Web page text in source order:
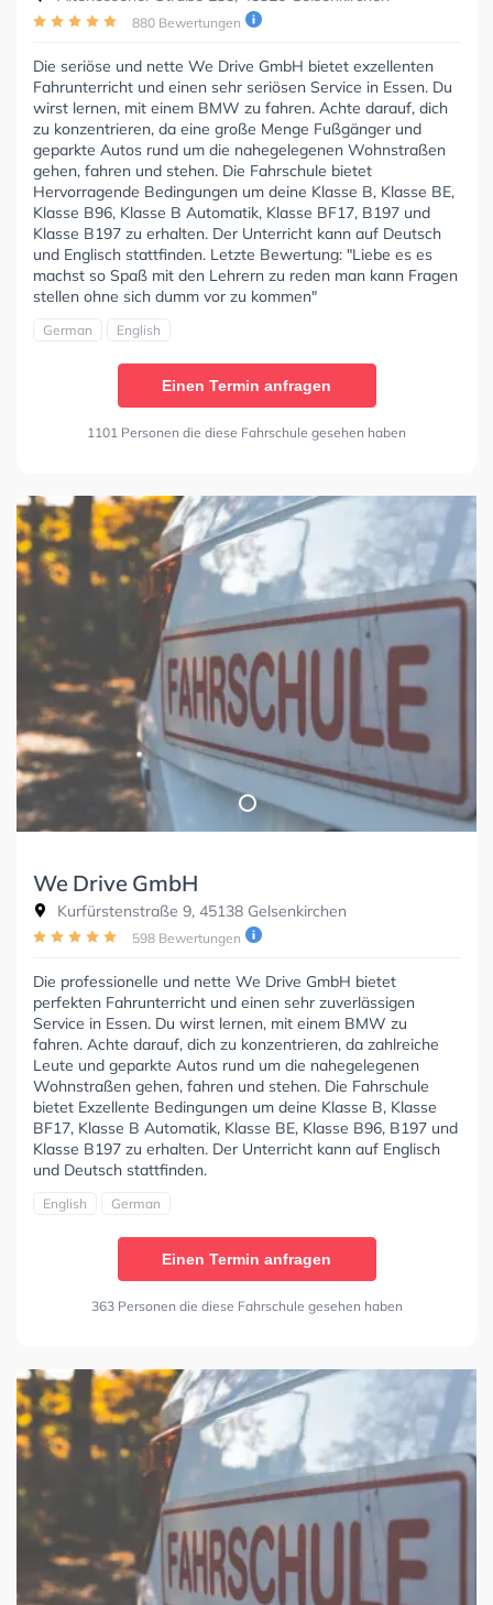
880 Bewertungen
Die seriöse und nette We Drive GmbH bietet exzellenten
Fahrunterricht und einen sehr seriösen Service in Essen. Du
wirst lernen, mit einem BMW zu fahren. Achte darauf, dich
zu konzentrieren, da eine große Menge Fußgänger und
geparkte Autos rund um die nahegelegenen Wohnstraßen
gehen, fahren und stehen. Die Fahrschule bietet
Hervorragende Bedingungen um deine Klasse B, Klasse BE,
Klasse B96, Klasse B Automatik, Klasse BF17, B197 und
Klasse B197 zu erhalten. Der Unterricht kann auf Deutsch
und Englisch stattfinden. Letzte Bewertung: "Liebe es es
machst so Spaß mit den Lehrern zu reden man kann Fragen
stellen ohne sich dumm vor zu kommen"
German English
Einen Termin anfragen
1101 Personen die diese Fahrschule gesehen haben
We Drive GmbH
Kurfürstenstraße 9, 45138 Gelsenkirchen
598 Bewertungen
Die professionelle und nette We Drive GmbH bietet
perfekten Fahrunterricht und einen sehr zuverlässigen
Service in Essen. Du wirst lernen, mit einem BMW zu
fahren. Achte darauf, dich zu konzentrieren, da zahlreiche
Leute und geparkte Autos rund um die nahegelegenen
Wohnstraßen gehen, fahren und stehen. Die Fahrschule
bietet Exzellente Bedingungen um deine Klasse B, Klasse
BF17, Klasse B Automatik, Klasse BE, Klasse B96, B197 und
Klasse B197 zu erhalten. Der Unterricht kann auf Englisch
und Deutsch stattfinden.
English German
Einen Termin anfragen
363 Personen die diese Fahrschule gesehen haben